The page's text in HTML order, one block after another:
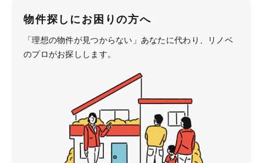
物件探しにお困りの方へ
「理想の物件が見つからない」あなたに代わり、
リノベ
のプロがお探しします。